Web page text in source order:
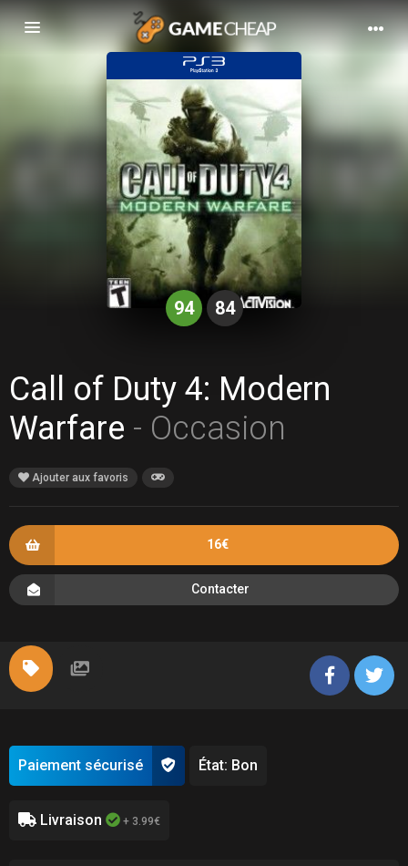
Basculer
la
navigation
94 84
Call of Duty 4: Modern
Warfare - Occasion
Ajouter aux favoris
16€
Contacter
Paiement sécurisé État: Bon
Livraison + 3.99€